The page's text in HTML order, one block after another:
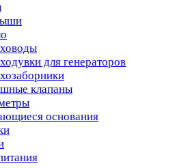
для генераторов
клапаны
основания